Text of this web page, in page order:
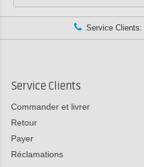
Service Clients:
Service Clients
Commander et livrer
Retour
Payer
Réclamations